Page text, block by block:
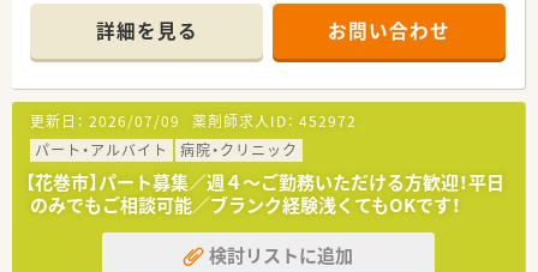
■新卒採用も積極的に行っており、若手も活躍できる環境は整っ
ております。
■教育制度は集合研修やEラーニングを活用しております。
詳細を見る お問い合わせ
更新日： 2026/07/09 薬剤師求人ID： 452972
パート・アルバイト
病院・クリニック
【花巻市】パート募集／週４～ご勤務いただける方歓迎！平日
のみでもご相談可能／ブランク経験浅くてもOKです！
検討リストに追加